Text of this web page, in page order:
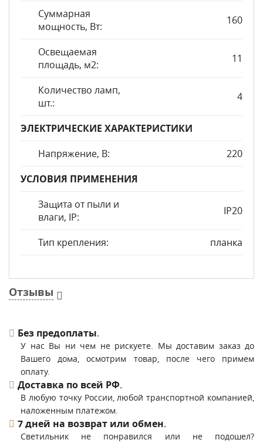
Суммарная
мощность, Вт:
160
Освещаемая
площадь, м2:
11
Количество ламп,
шт.:
4
ЭЛЕКТРИЧЕСКИЕ ХАРАКТЕРИСТИКИ
Напряжение, В:
220
УСЛОВИЯ ПРИМЕНЕНИЯ
Защита от пыли и
влаги, IP:
IP20
Тип крепления: планка
Отзывы
Без предоплаты.
У нас Вы ни чем не рискуете. Мы доставим заказ до
Вашего дома, осмотрим товар, после чего примем
оплату.
Доставка по всей РФ.
В любую точку России, любой транспортной компанией,
наложенным платежом.
7 дней на возврат или обмен.
Светильник не понравился или не подошел?